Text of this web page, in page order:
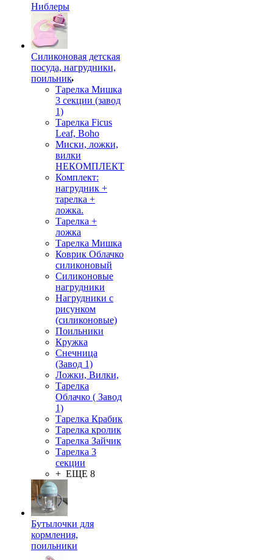
Ниблеры
Силиконовая детская
посуда, нагрудники,
поильник
Тарелка Мишка
3 секции (завод
1)
Тарелка Ficus
Leaf, Boho
Миски, ложки,
вилки
НЕКОМПЛЕКТ
Комплект:
нагрудник +
тарелка +
ложка.
Тарелка +
ложка
Тарелка Мишка
Коврик Облачко
силиконовый
Силиконовые
нагрудники
Нагрудники с
рисунком
(силиконовые)
Поильники
Кружка
Снечница
(Завод 1)
Ложки, Вилки,
Тарелка
Облачко ( Завод
1)
Тарелка Крабик
Тарелка кролик
Тарелка Зайчик
Тарелка 3
секции
+ ЕЩЕ 8
Бутылочки для
кормления,
поильники